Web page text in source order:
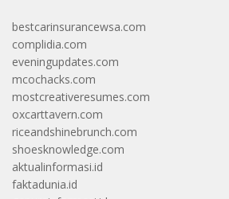
bestcarinsurancewsa.com
complidia.com
eveningupdates.com
mcochacks.com
mostcreativeresumes.com
oxcarttavern.com
riceandshinebrunch.com
shoesknowledge.com
aktualinformasi.id
faktadunia.id